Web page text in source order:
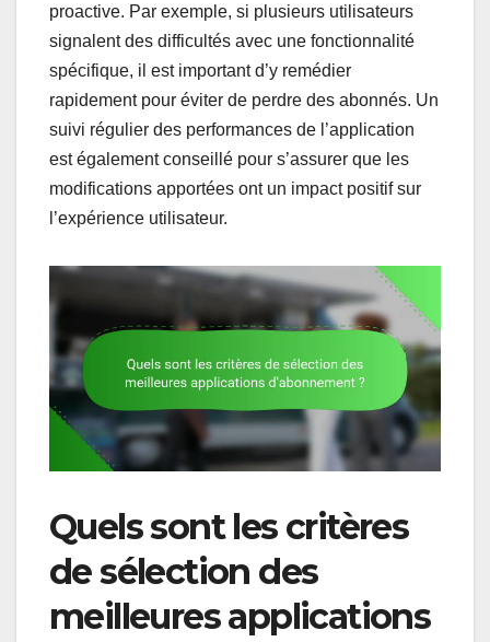
proactive. Par exemple, si plusieurs utilisateurs
signalent des difficultés avec une fonctionnalité
spécifique, il est important d’y remédier
rapidement pour éviter de perdre des abonnés. Un
suivi régulier des performances de l’application
est également conseillé pour s’assurer que les
modifications apportées ont un impact positif sur
l’expérience utilisateur.
Quels sont les critères
de sélection des
meilleures applications